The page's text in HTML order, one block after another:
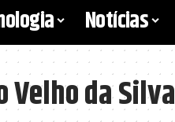
Notícias
Velho da Silva